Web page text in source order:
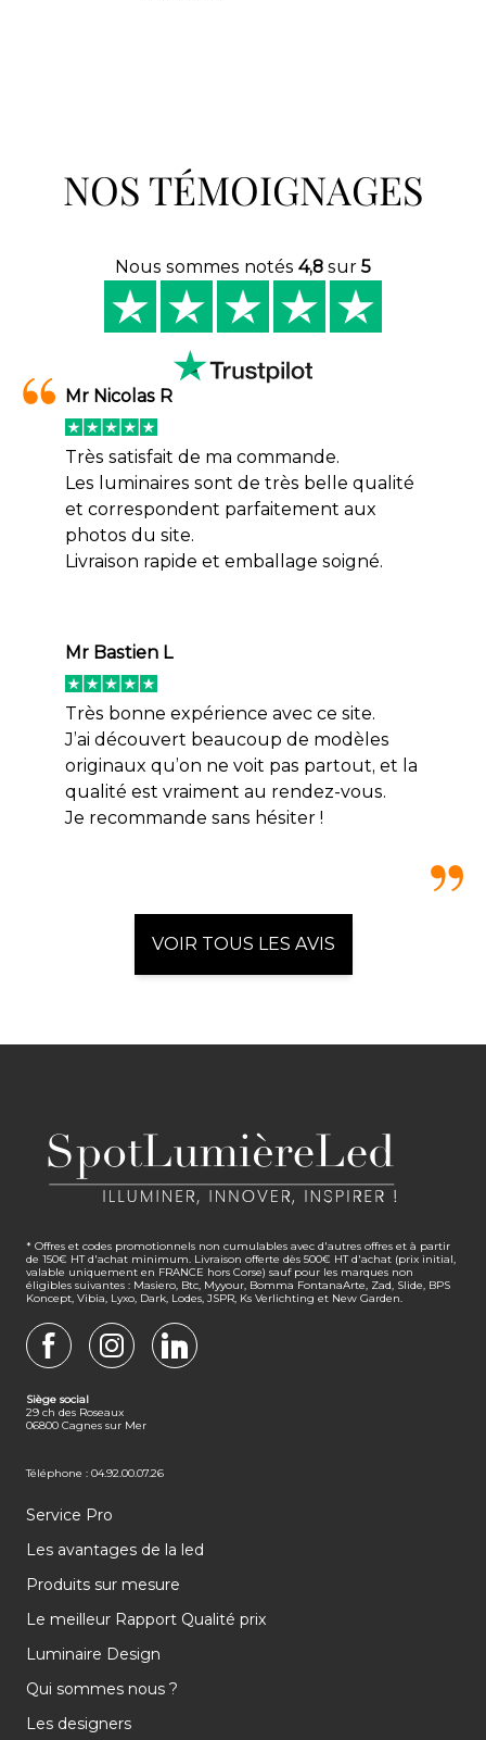
NOS TÉMOIGNAGES
Nous sommes notés 4,8 sur 5
Mr Nicolas R
Très satisfait de ma commande.
Les luminaires sont de très belle qualité
et correspondent parfaitement aux
photos du site.
Livraison rapide et emballage soigné.
Mr Bastien L
Très bonne expérience avec ce site.
J’ai découvert beaucoup de modèles
originaux qu’on ne voit pas partout, et la
qualité est vraiment au rendez-vous.
Je recommande sans hésiter !
VOIR TOUS LES AVIS
* Offres et codes promotionnels non cumulables avec d'autres offres et à partir
de 150€ HT d'achat minimum. Livraison offerte dès 500€ HT d'achat (prix initial,
valable uniquement en FRANCE hors Corse) sauf pour les marques non
éligibles suivantes : Masiero, Btc, Myyour, Bomma FontanaArte, Zad, Slide, BPS
Koncept, Vibia, Lyxo, Dark, Lodes, JSPR, Ks Verlichting et New Garden.
Siège social
29 ch des Roseaux
06800 Cagnes sur Mer
Téléphone : 04.92.00.07.26
Service Pro
Les avantages de la led
Produits sur mesure
Le meilleur Rapport Qualité prix
Luminaire Design
Qui sommes nous ?
Les designers